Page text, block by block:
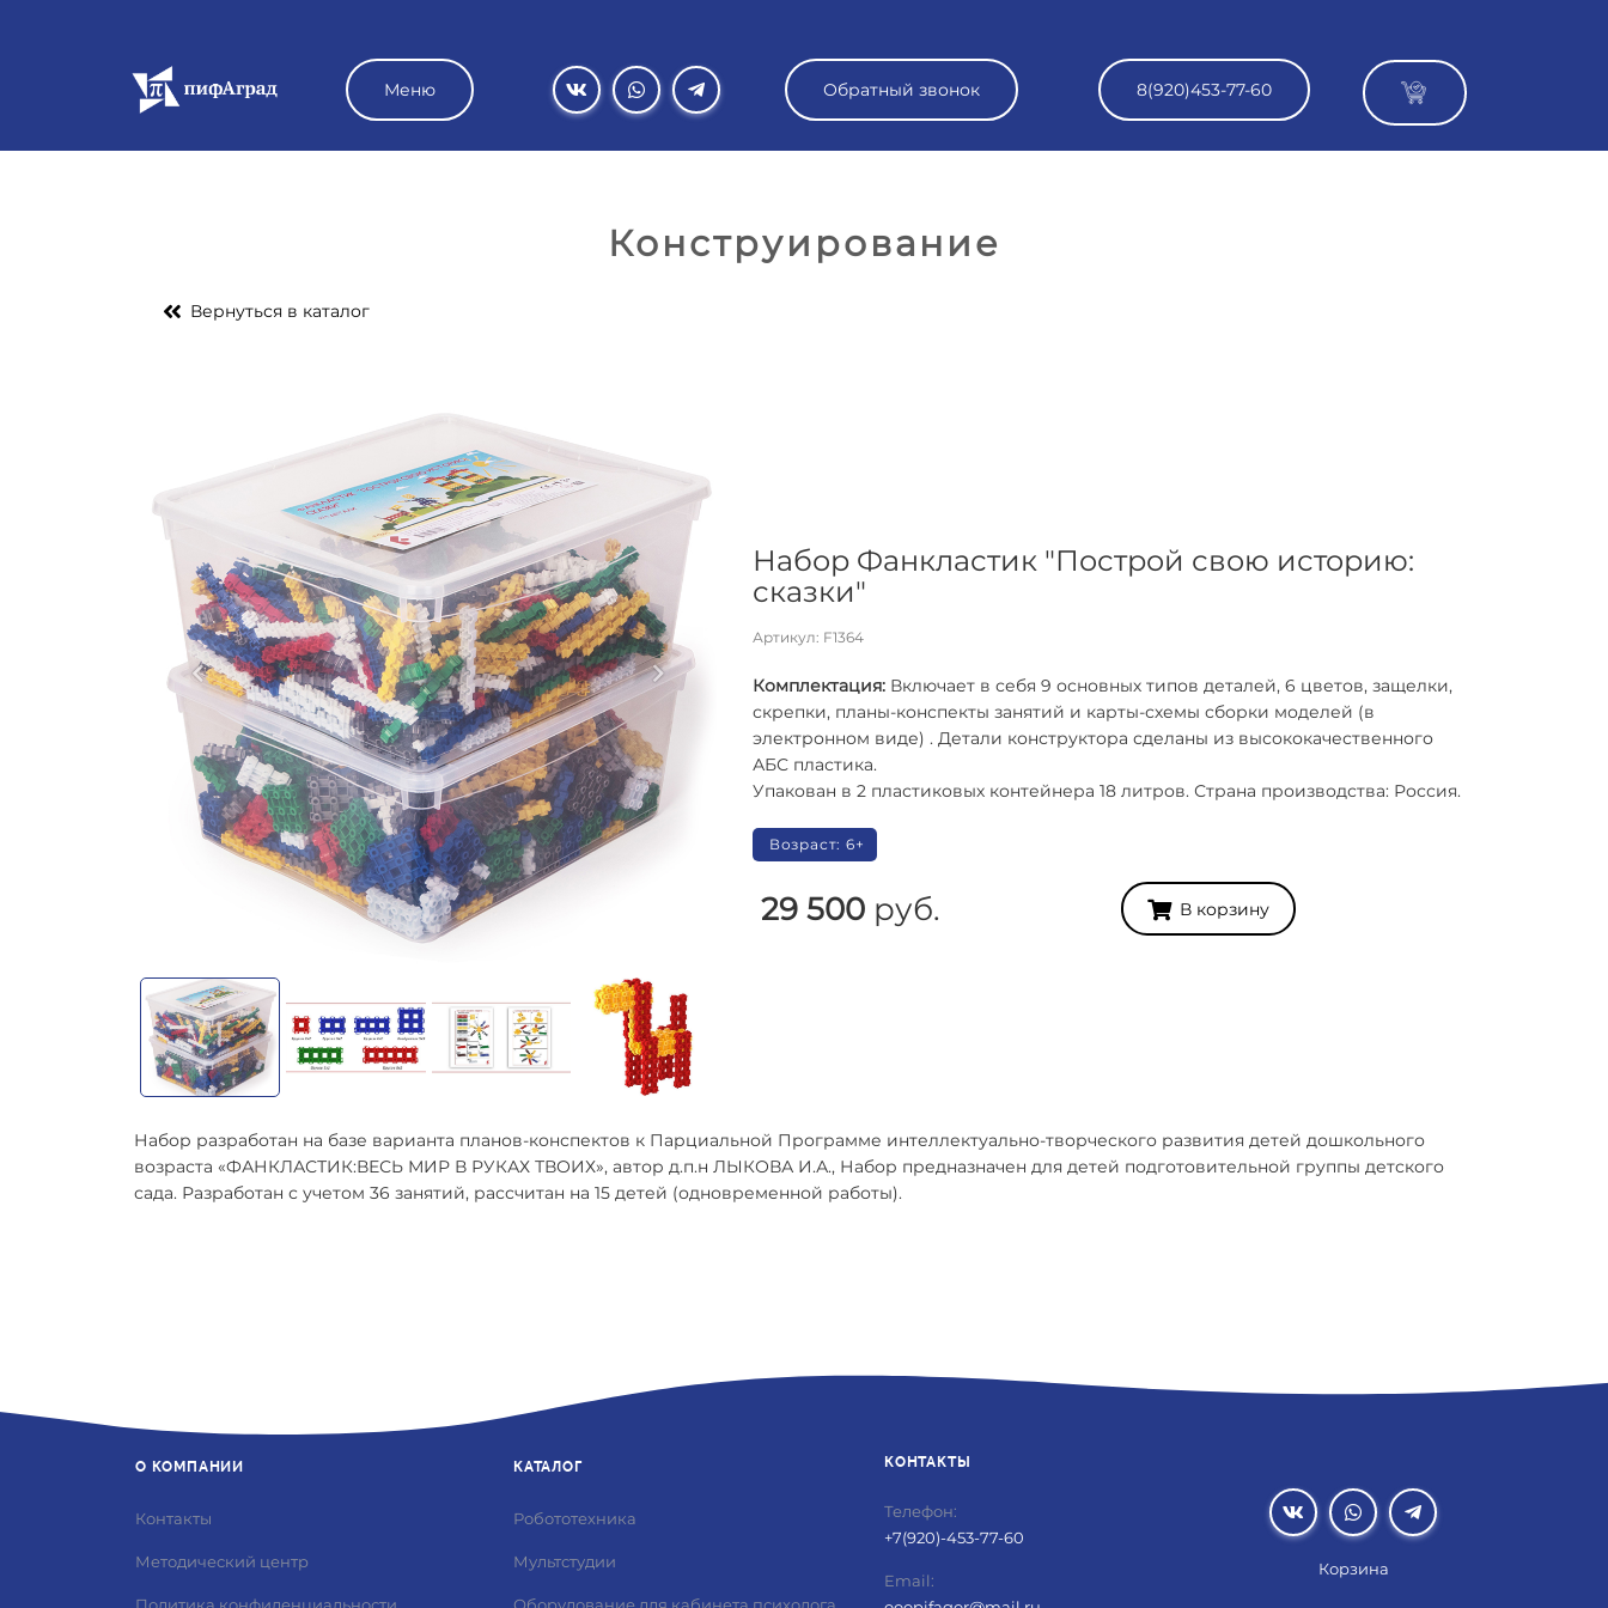
Меню Обратный звонок 8(920)453-77-60
Конструирование
Вернуться в каталог
Набор Фанкластик "Построй свою историю:
сказки"
Артикул: F1364
Комплектация: Включает в себя 9 основных типов деталей, 6 цветов, защелки,
скрепки, планы-конспекты занятий и карты-схемы сборки моделей (в
электронном виде) . Детали конструктора сделаны из высококачественного
АБС пластика.
Упакован в 2 пластиковых контейнера 18 литров. Страна производства: Россия.
Возраст: 6+
29 500 руб. В корзину
Набор разработан на базе варианта планов-конспектов к Парциальной Программе интеллектуально-творческого развития детей дошкольного
возраста «ФАНКЛАСТИК:ВЕСЬ МИР В РУКАХ ТВОИХ», автор д.п.н ЛЫКОВА И.А., Набор предназначен для детей подготовительной группы детского
сада. Разработан с учетом 36 занятий, рассчитан на 15 детей (одновременной работы).
О КОМПАНИИ
Контакты
Методический центр
КАТАЛОГ
Робототехника
Мультстудии
КОНТАКТЫ
Телефон:
+7(920)-453-77-60
Email:
Корзина